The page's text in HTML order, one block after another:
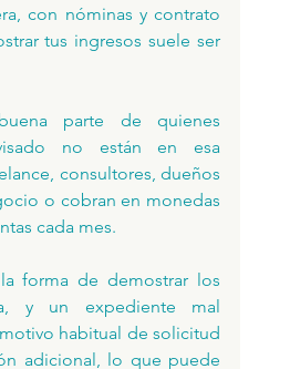
con nóminas y contrato
tus ingresos suele ser
parte de quienes
no están en esa
consultores, dueños
o cobran en monedas
cada mes.
forma de demostrar los
y un expediente mal
habitual de solicitud
adicional, lo que puede